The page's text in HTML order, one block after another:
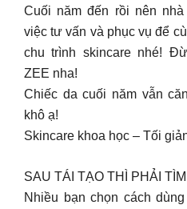
Cuối năm đến rồi nên
việc tư vấn và phục vụ để
chu trình skincare nhé!
ZEE nha!
Chiếc da cuối năm vẫn
khô ạ!
Skincare khoa học – Tối
SAU TÁI TẠO THÌ PHẢI
Nhiều bạn chọn cách